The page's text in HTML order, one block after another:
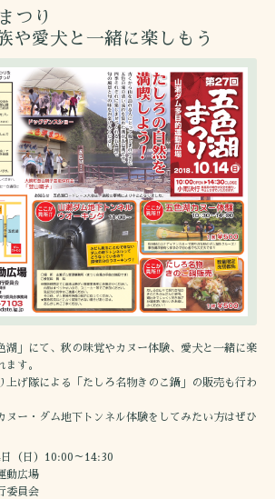
つり
や愛犬と一緒に楽しもう
湖」にて、秋の味覚やカヌー体験、愛犬と一緒に楽
ます。
上げ隊による「たしろ名物きのこ鍋」の販売も行わ
ヌー・ダム地下トンネル体験をしてみたい方はぜひ
（日）10:00～14:30
動広場
委員会